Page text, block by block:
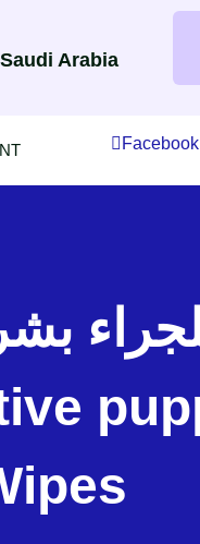
Arabia
Facebook